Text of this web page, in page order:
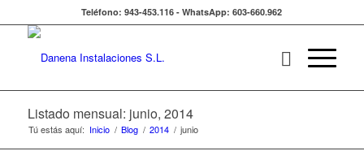
Teléfono: 943-453.116 - WhatsApp: 603-660.962
Listado mensual: junio, 2014
Tú estás aquí: Inicio / Blog / 2014 / junio